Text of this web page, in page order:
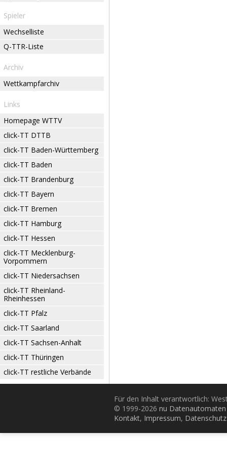
Spieler
Wechselliste
Q-TTR-Liste
Archiv
Wettkampfarchiv
Links
Homepage WTTV
click-TT DTTB
click-TT Baden-Württemberg
click-TT Baden
click-TT Brandenburg
click-TT Bayern
click-TT Bremen
click-TT Hamburg
click-TT Hessen
click-TT Mecklenburg-
Vorpommern
click-TT Niedersachsen
click-TT Rheinland-
Rheinhessen
click-TT Pfalz
click-TT Saarland
click-TT Sachsen-Anhalt
click-TT Thüringen
click-TT restliche Verbände
Für den Inhalt verantwortlich:
© 1999-2026 nu
Kontakt, Impressum, Datenschutz